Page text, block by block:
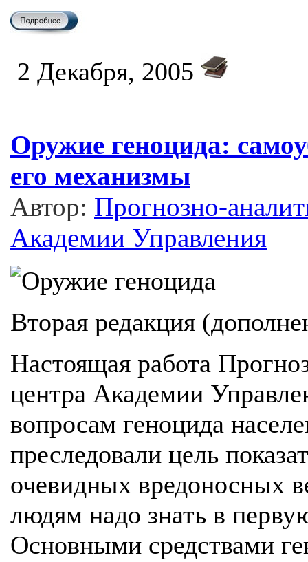
2 Декабря, 2005
Оружие геноцида:
его механизмы
Автор: Прогнозно-
Академии Управления
Вторая редакция
Настоящая работа
центра Академии
вопросам геноцида
преследовали цель
очевидных вредоносных
людям надо знать в
Основными средствами